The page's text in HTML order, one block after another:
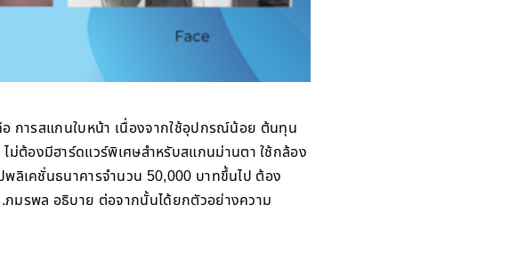
การสแกนใบหน้า เนื่องจากใช้อุปกรณ์น้อย ต้นทุน
ม่ต้องมีฮาร์ดแวร์พิเศษสำหรับสแกนม่านตา ใช้กล้อง
พลิเคชั่นธนาคารจำนวน 50,000 บาทขึ้นไป ต้อง
มรพล อธิบาย ต่อจากนั้นได้ยกตัวอย่างความ